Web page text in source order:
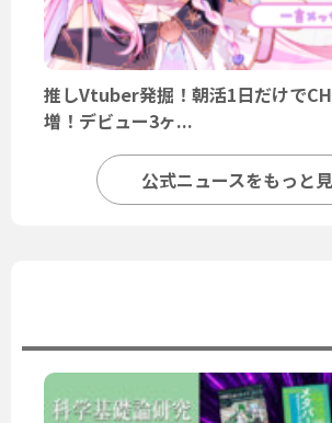
推しVtuber発掘！朝活1日だけで
増！デビュー3ヶ...
公式ニュースをもっと